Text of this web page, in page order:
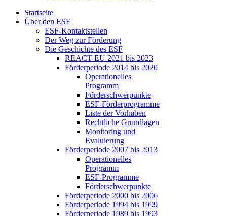
Start­sei­te
Über den ESF
ESF-Kon­takt­stel­len
Der Weg zur För­de­rung
Die Ge­schich­te des ESF
RE­ACT-EU 2021 bis 2023
För­der­pe­ri­ode 2014 bis 2020
Ope­ra­tio­nel­les
Pro­gramm
För­der­schwer­punk­te
ESF-För­der­pro­gram­me
Lis­te der Vor­ha­ben
Recht­li­che Grund­la­gen
Mo­ni­to­ring und
Eva­lu­ie­rung
För­der­pe­ri­ode 2007 bis 2013
Ope­ra­tio­nel­les
Pro­gramm
ESF-Pro­gram­me
För­der­schwer­punk­te
För­der­pe­ri­ode 2000 bis 2006
För­der­pe­ri­ode 1994 bis 1999
För­der­pe­ri­ode 1989 bis 1993